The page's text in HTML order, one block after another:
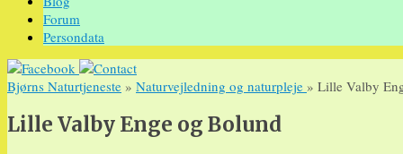
Forum
Persondata
Bjørns Naturtjeneste » Naturvejledning og naturpleje » Lille Valby
Lille Valby Enge og Bolund